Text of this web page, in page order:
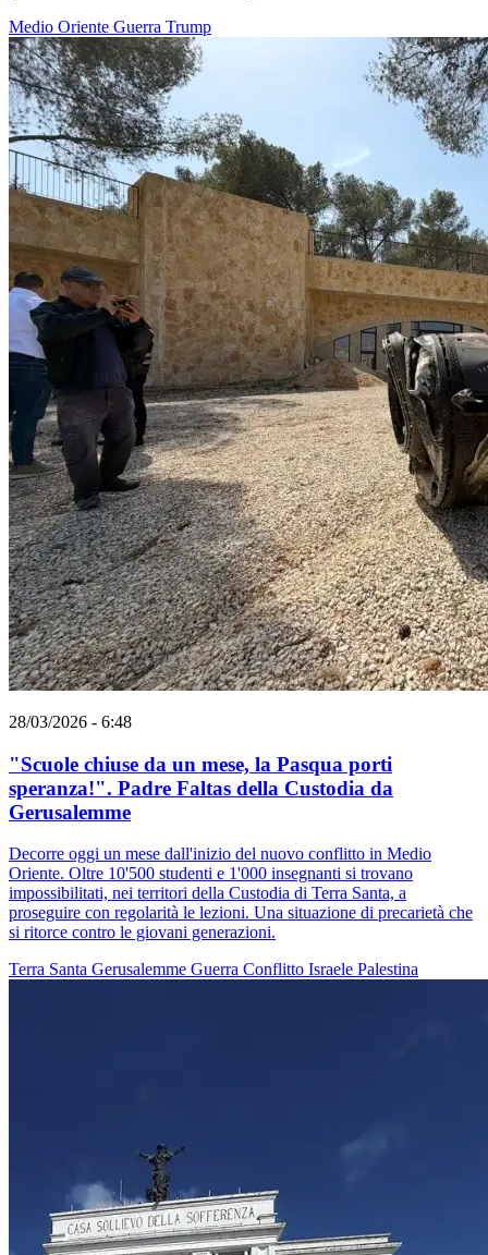
Medio Oriente Guerra Trump
28/03/2026 - 6:48
"Scuole chiuse da un mese, la Pasqua porti
speranza!". Padre Faltas della Custodia da
Gerusalemme
Decorre oggi un mese dall'inizio del nuovo conflitto in Medio
Oriente. Oltre 10'500 studenti e 1'000 insegnanti si trovano
impossibilitati, nei territori della Custodia di Terra Santa, a
proseguire con regolarità le lezioni. Una situazione di precarietà che
si ritorce contro le giovani generazioni.
Terra Santa Gerusalemme Guerra Conflitto Israele Palestina